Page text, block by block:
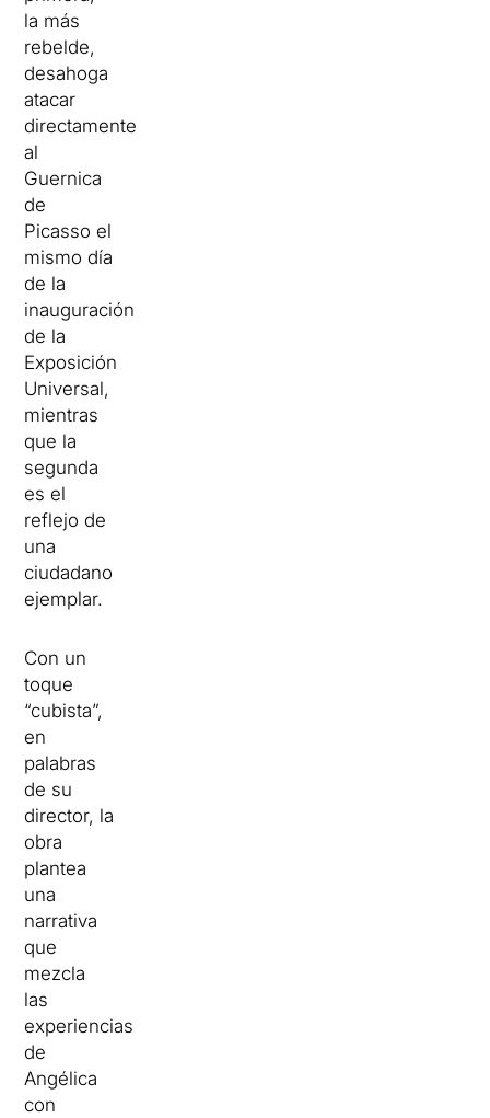
la más
rebelde,
desahoga
atacar
directamente
al
Guernica
de
Picasso el
mismo día
de la
inauguración
de la
Exposición
Universal,
mientras
que la
segunda
es el
reflejo de
una
ciudadano
ejemplar.
Con un
toque
“cubista”,
en
palabras
de su
director, la
obra
plantea
una
narrativa
que
mezcla
las
experiencias
de
Angélica
con